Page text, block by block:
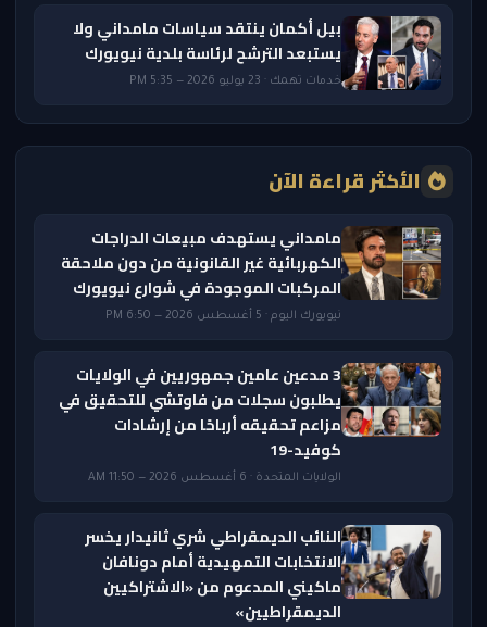
بيل أكمان ينتقد سياسات مامداني ولا
يستبعد الترشح لرئاسة بلدية نيويورك
خدمات تهمك · 23 يوليو 2026 — 5:35 PM
الأكثر قراءة الآن
مامداني يستهدف مبيعات الدراجات
الكهربائية غير القانونية من دون ملاحقة
المركبات الموجودة في شوارع نيويورك
نيويورك اليوم · 5 أغسطس 2026 — 6:50 PM
3 مدعين عامين جمهوريين في الولايات
يطلبون سجلات من فاوتشي للتحقيق في
مزاعم تحقيقه أرباحًا من إرشادات
كوفيد-19
الولايات المتحدة · 6 أغسطس 2026 — 11:50 AM
النائب الديمقراطي شري ثانيدار يخسر
الانتخابات التمهيدية أمام دونافان
ماكيني المدعوم من «الاشتراكيين
الديمقراطيين»